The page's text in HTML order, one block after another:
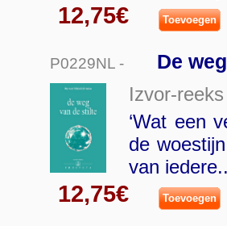
12,75€ Toevoegen
P0229NL - De
Izvor-reeks
‘Wat een
de
van
12,75€ Toevoegen